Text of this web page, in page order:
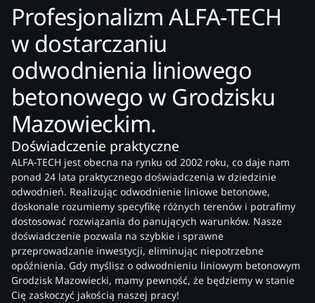
Profesjonalizm ALFA-TECH
w dostarczaniu
odwodnienia liniowego
betonowego w Grodzisku
Mazowieckim.
Doświadczenie praktyczne
ALFA-TECH jest obecna na rynku od 2002 roku, co daje nam
ponad 24 lata praktycznego doświadczenia w dziedzinie
odwodnień. Realizując odwodnienie liniowe betonowe,
doskonale rozumiemy specyfikę różnych terenów i potrafimy
dostosować rozwiązania do panujących warunków. Nasze
doświadczenie pozwala na szybkie i sprawne
przeprowadzanie inwestycji, eliminując niepotrzebne
opóźnienia. Gdy myślisz o odwodnieniu liniowym betonowym
Grodzisk Mazowiecki, mamy pewność, że będziemy w stanie
Cię zaskoczyć jakością naszej pracy!